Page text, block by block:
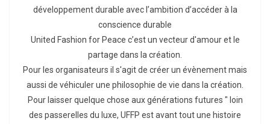
développement durable avec l’ambition d’accéder à la
conscience durable
United Fashion for Peace c’est un vecteur d'amour et le
partage dans la création.
Pour les organisateurs il s'agit de créer un évènement mais
aussi de véhiculer une philosophie de vie dans la création.
Pour laisser quelque chose aux générations futures " loin
des passerelles du luxe, UFFP est avant tout une histoire